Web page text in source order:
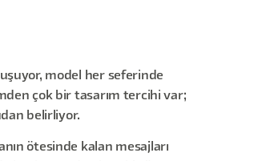
model her seferinde
çok bir tasarım tercihi var;
belirliyor.
ötesinde kalan mesajları